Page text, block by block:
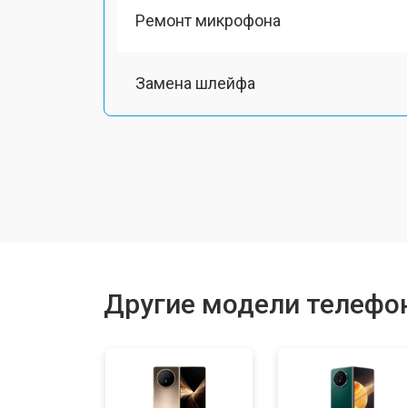
Ремонт микрофона
Замена шлейфа
Замена дисплея (экрана)
Другие модели